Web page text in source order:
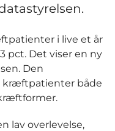
i live et år
pct. Det viser en ny
Den
kræftpatienter både
lav overlevelse,